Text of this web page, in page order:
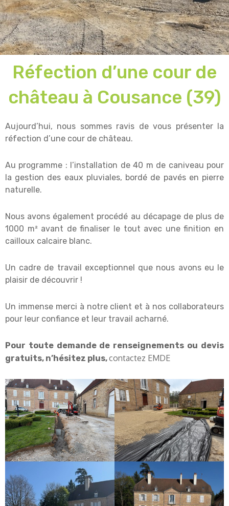
Réfection d’une cour de
château à Cousance (39)
Aujourd’hui, nous sommes ravis de vous présenter la
réfection d’une cour de château.
Au programme : l’installation de 40 m de caniveau pour
la gestion des eaux pluviales, bordé de pavés en pierre
naturelle.
Nous avons également procédé au décapage de plus de
1000 m² avant de finaliser le tout avec une finition en
cailloux calcaire blanc.
Un cadre de travail exceptionnel que nous avons eu le
plaisir de découvrir !
Un immense merci à notre client et à nos collaborateurs
pour leur confiance et leur travail acharné.
Pour toute demande de renseignements ou devis
gratuits, n’hésitez plus,contactez EMDE